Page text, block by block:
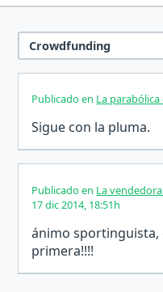
Publicado en La parabólica
Sigue con la pluma.
Publicado en La
17 dic 2014, 18:51h
ánimo sportinguista,
primera!!!!